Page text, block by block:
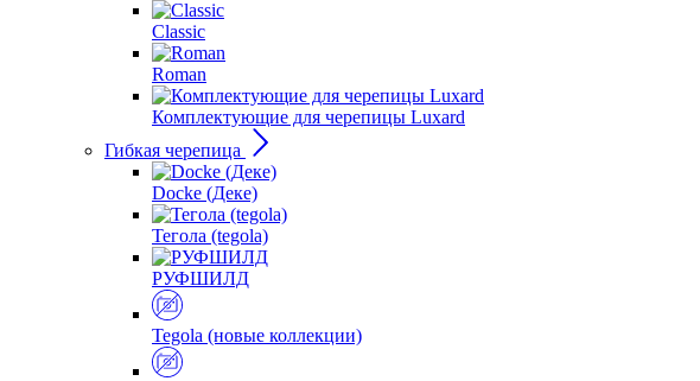
Сlassic
Roman
Комплектующие для черепицы Luxard
Гибкая черепица
Docke (Деке)
Тегола (tegola)
РУФШИЛД
Tegola (новые коллекции)